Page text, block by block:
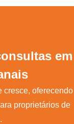
em
cresce, oferecendo
proprietários de